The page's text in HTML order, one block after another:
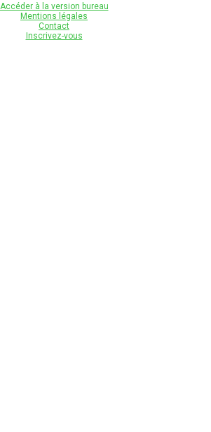
Accéder à la version bureau
Mentions légales
Contact
Inscrivez-vous